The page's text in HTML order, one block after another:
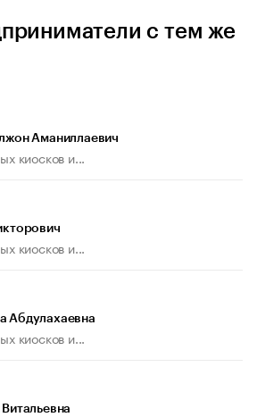
с тем же
Аманиллаевич
киосков и...
киосков и...
Абдулахаевна
киосков и...